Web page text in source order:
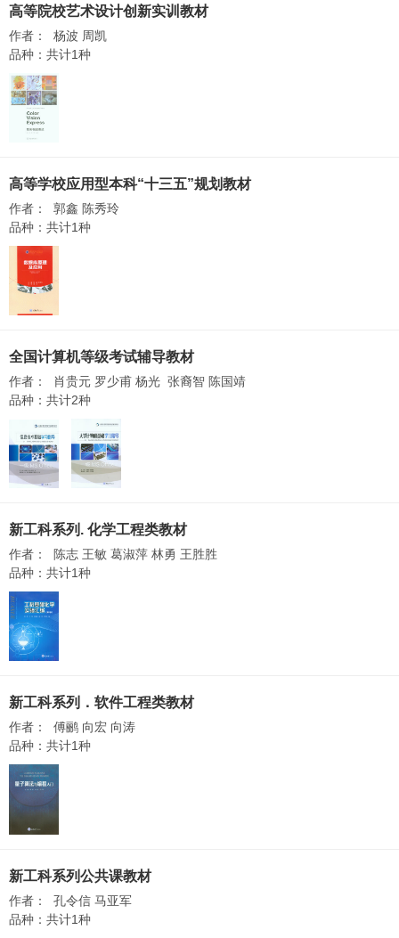
高等院校艺术设计创新实训教材
作者： 杨波 周凯
品种：共计1种
高等学校应用型本科“十三五”规划教材
作者： 郭鑫 陈秀玲
品种：共计1种
全国计算机等级考试辅导教材
作者： 肖贵元 罗少甫 杨光 张裔智 陈国靖
品种：共计2种
新工科系列. 化学工程类教材
作者： 陈志 王敏 葛淑萍 林勇 王胜胜
品种：共计1种
新工科系列．软件工程类教材
作者： 傅鹂 向宏 向涛
品种：共计1种
新工科系列公共课教材
作者： 孔令信 马亚军
品种：共计1种